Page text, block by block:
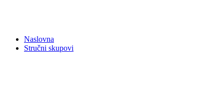
Naslovna
Stručni skupovi